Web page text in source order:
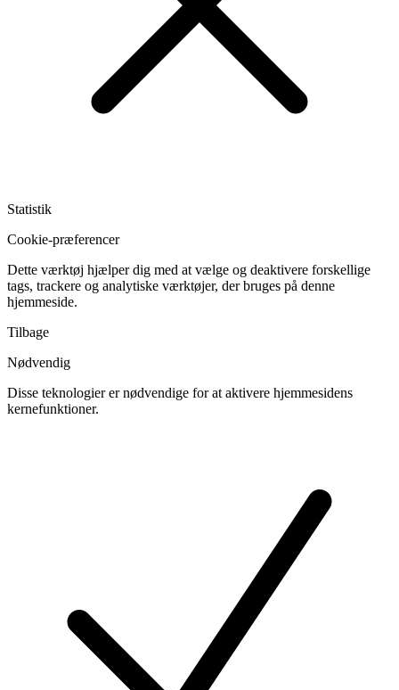
Statistik
Cookie-præferencer
Dette værktøj hjælper dig med at vælge og deaktivere forskellige
tags, trackere og analytiske værktøjer, der bruges på denne
hjemmeside.
Tilbage
Nødvendig
Disse teknologier er nødvendige for at aktivere hjemmesidens
kernefunktioner.